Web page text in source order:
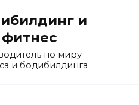
и
фитнес
по миру
и бодибилдинга